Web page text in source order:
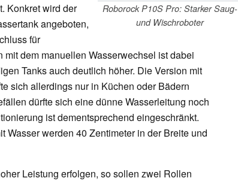
Roborock P10S Pro: Starker Saug-
und Wischroboter
Konkret wird der
angeboten,
für
dem manuellen Wasserwechsel ist dabei
Tanks auch deutlich höher. Die Version mit
sich allerdings nur in Küchen oder Bädern
dürfte sich eine dünne Wasserleitung noch
ist dementsprechend eingeschränkt.
Wasser werden 40 Zentimeter in der Breite und
Leistung erfolgen, so sollen zwei Rollen